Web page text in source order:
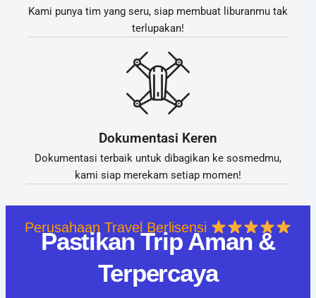
Kami punya tim yang seru, siap membuat liburanmu tak
terlupakan!
Dokumentasi Keren
Dokumentasi terbaik untuk dibagikan ke sosmedmu,
kami siap merekam setiap momen!
Pastikan Trip Aman &
Terpercaya
Perusahaan Travel Berlisensi